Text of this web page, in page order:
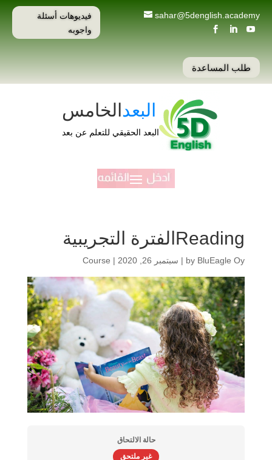
sahar@5denglish.academy
  
فيديوهات أسئلة
واجوبه
طلب المساعدة
البعدالخامس
البعد الحقيقي للتعلم عن بعد
Readingالفترة التجريبية
by BluEagle Oy
| سبتمبر 26, 2020 |
Course
حالة الالتحاق
غير ملتحق